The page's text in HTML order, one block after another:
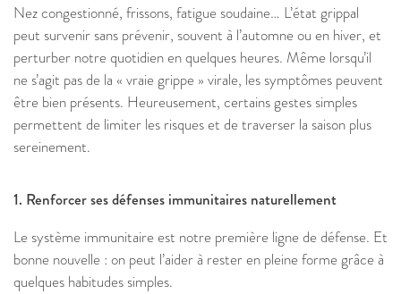
Nez congestionné, frissons, fatigue soudaine… L’état grippal
peut survenir sans prévenir, souvent à l’automne ou en hiver, et
perturber notre quotidien en quelques heures. Même lorsqu’il
ne s’agit pas de la « vraie grippe » virale, les symptômes peuvent
être bien présents. Heureusement, certains gestes simples
permettent de limiter les risques et de traverser la saison plus
sereinement.
1. Renforcer ses défenses immunitaires naturellement
Le système immunitaire est notre première ligne de défense. Et
bonne nouvelle : on peut l’aider à rester en pleine forme grâce à
quelques habitudes simples.